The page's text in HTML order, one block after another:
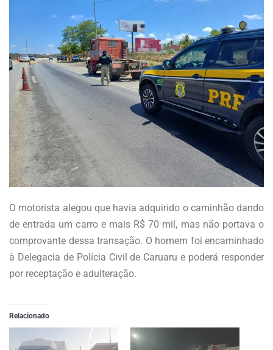
O motorista alegou que havia adquirido o caminhão dando
de entrada um carro e mais R$ 70 mil, mas não portava o
comprovante dessa transação. O homem foi encaminhado
à Delegacia de Polícia Civil de Caruaru e poderá responder
por receptação e adulteração.
Relacionado